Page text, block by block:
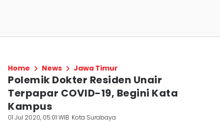
Home News Jawa Timur
Polemik Dokter Residen Unair
Terpapar COVID-19, Begini Kata
Kampus
01 Jul 2020, 05:01 WIB Kota Surabaya